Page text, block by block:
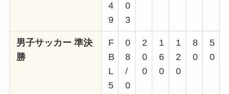
4
9
0
3
男子サッカー 準決
勝
F
B
L
5
0
8
/
0
2
0
0
1
6
0
1
2
0
8
0
5
0